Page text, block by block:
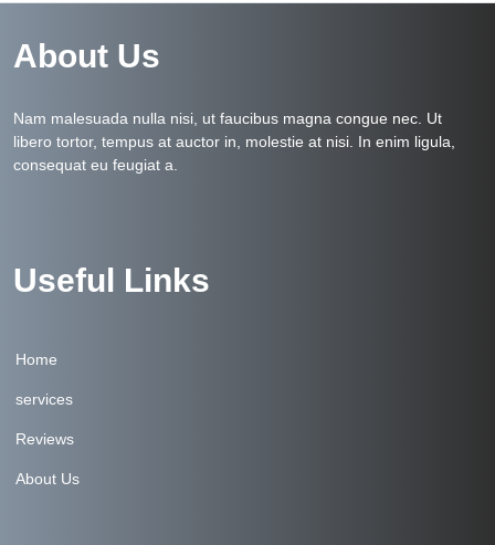
About Us
Nam malesuada nulla nisi, ut faucibus magna congue nec. Ut
libero tortor, tempus at auctor in, molestie at nisi. In enim ligula,
consequat eu feugiat a.
Useful Links
Home
services
Reviews
About Us